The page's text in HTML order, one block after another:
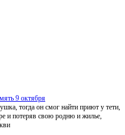
9 октября
тогда он смог найти приют у тети,
и потеряв свою родню и жилье,